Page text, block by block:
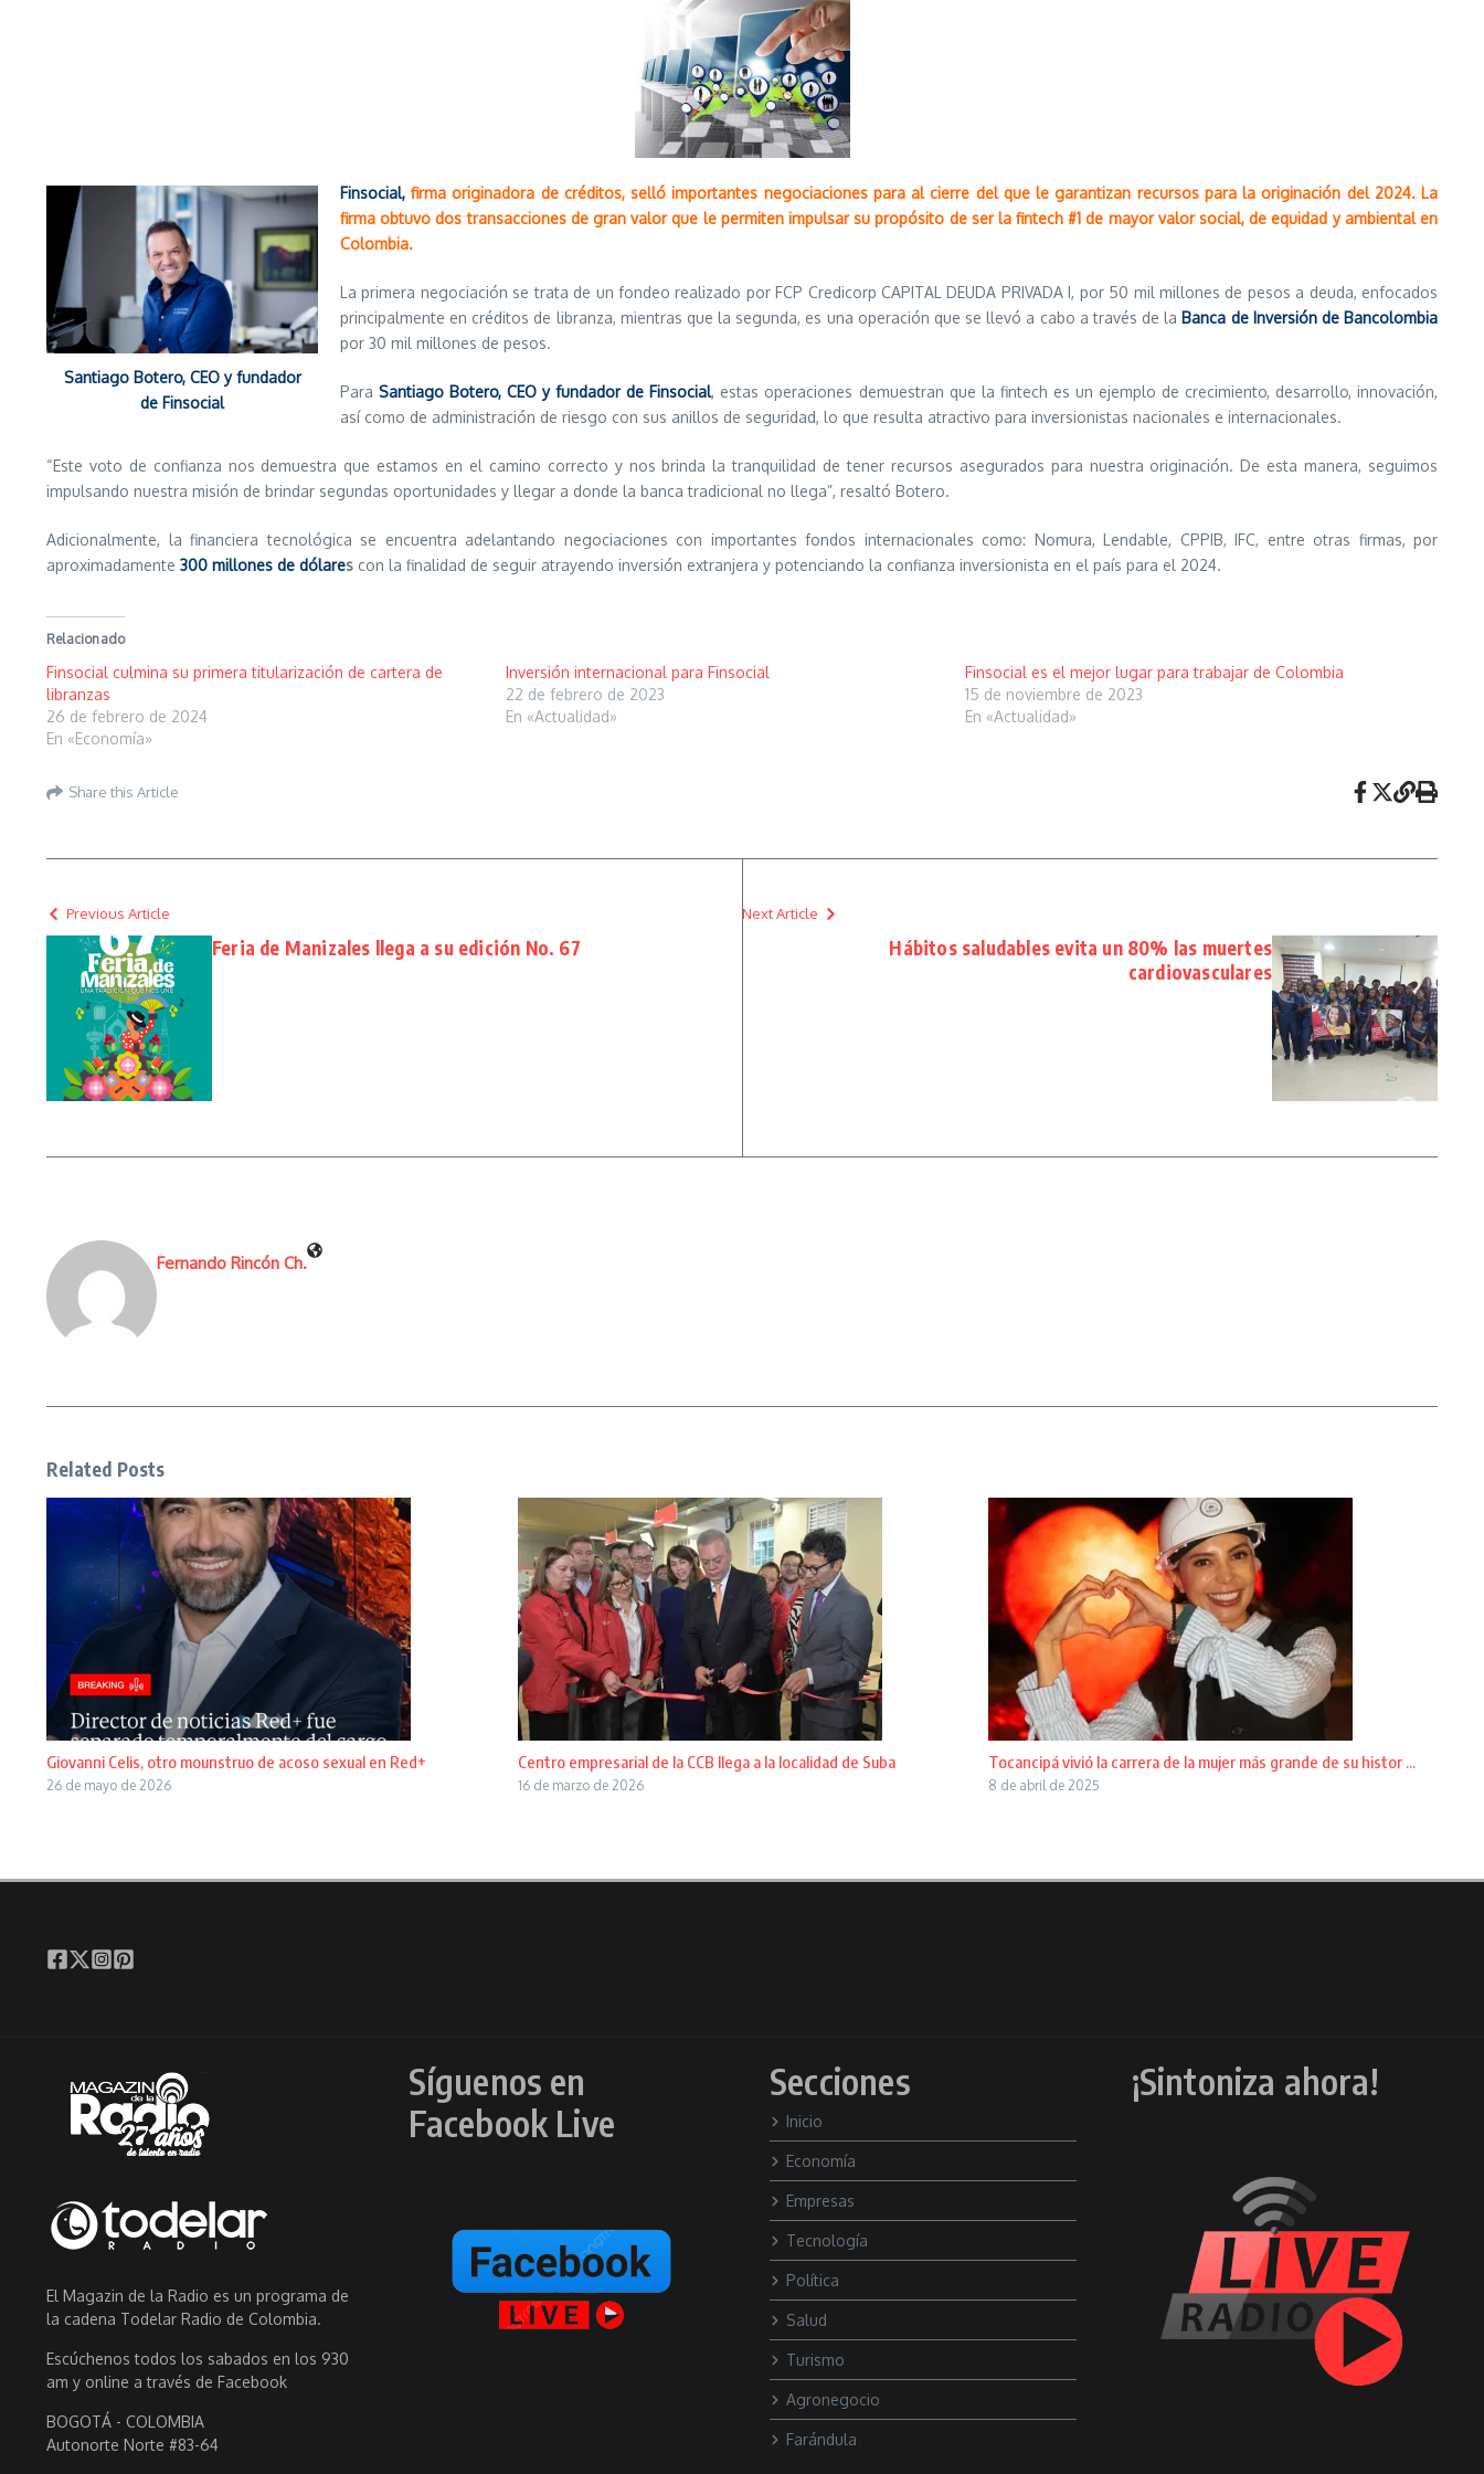
Santiago Botero, CEO y fundador
de Finsocial
Finsocial, firma originadora de créditos, selló importantes negociaciones para al cierre del que le garantizan recursos para la originación del 2024. La
firma obtuvo dos transacciones de gran valor que le permiten impulsar su propósito de ser la fintech #1 de mayor valor social, de equidad y ambiental en
Colombia.
La primera negociación se trata de un fondeo realizado por FCP Credicorp CAPITAL DEUDA PRIVADA I, por 50 mil millones de pesos a deuda, enfocados
principalmente en créditos de libranza, mientras que la segunda, es una operación que se llevó a cabo a través de la Banca de Inversión de Bancolombia
por 30 mil millones de pesos.
ParaSantiago Botero, CEO y fundador de Finsocial, estas operaciones demuestran que la fintech es un ejemplo de crecimiento, desarrollo, innovación,
así como de administración de riesgo con sus anillos de seguridad, lo que resulta atractivo para inversionistas nacionales e internacionales.
“Este voto de confianza nos demuestra que estamos en el camino correcto y nos brinda la tranquilidad de tener recursos asegurados para nuestra originación. De esta manera, seguimos
impulsando nuestra misión de brindar segundas oportunidades y llegar a donde la banca tradicional no llega”, resaltó Botero.
Adicionalmente, la financiera tecnológica se encuentra adelantando negociaciones con importantes fondos internacionales como: Nomura, Lendable, CPPIB, IFC, entre otras firmas, por
aproximadamente 300 millones de dólares con la finalidad de seguir atrayendo inversión extranjera y potenciando la confianza inversionista en el país para el 2024.
Relacionado
Finsocial culmina su primera titularización de cartera de
libranzas
26 de febrero de 2024
En «Economía»
Inversión internacional para Finsocial
22 de febrero de 2023
En «Actualidad»
Finsocial es el mejor lugar para trabajar de Colombia
15 de noviembre de 2023
En «Actualidad»
Share this Article
Previous Article
Feria de Manizales llega a su edición No. 67
Next Article
Hábitos saludables evita un 80% las muertes
cardiovasculares
Fernando Rincón Ch.
Related Posts
Giovanni Celis, otro mounstruo de acoso sexual en Red+
26 de mayo de 2026
Centro empresarial de la CCB llega a la localidad de Suba
16 de marzo de 2026
Tocancipá vivió la carrera de la mujer más grande de su histor ...
8 de abril de 2025
El Magazin de la Radio es un programa de
la cadena Todelar Radio de Colombia.
Escúchenos todos los sabados en los 930
am y online a través de Facebook
BOGOTÁ - COLOMBIA
Autonorte Norte #83-64
Síguenos en
Facebook Live
Secciones
Inicio
Economía
Empresas
Tecnología
Política
Salud
Turismo
Agronegocio
Farándula
¡Sintoniza ahora!